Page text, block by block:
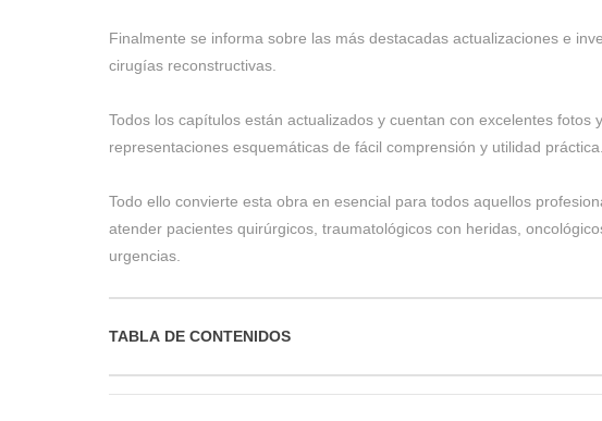
Finalmente se informa sobre las más destacadas actualizaciones e
cirugías reconstructivas.
Todos los capítulos están actualizados y cuentan con excelentes fotos y
representaciones esquemáticas de fácil comprensión y utilidad práctica.
Todo ello convierte esta obra en esencial para todos aquellos
atender pacientes quirúrgicos, traumatológicos con heridas,
urgencias.
TABLA DE CONTENIDOS